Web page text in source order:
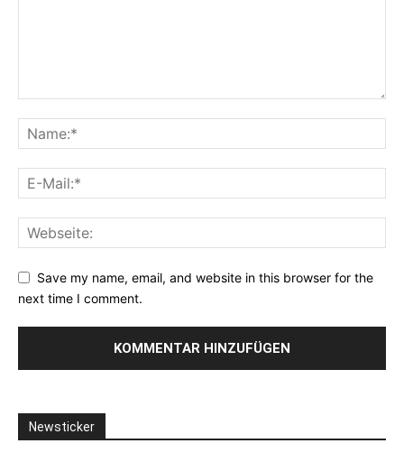
Save my name, email, and website in this browser for the
next time I comment.
Newsticker